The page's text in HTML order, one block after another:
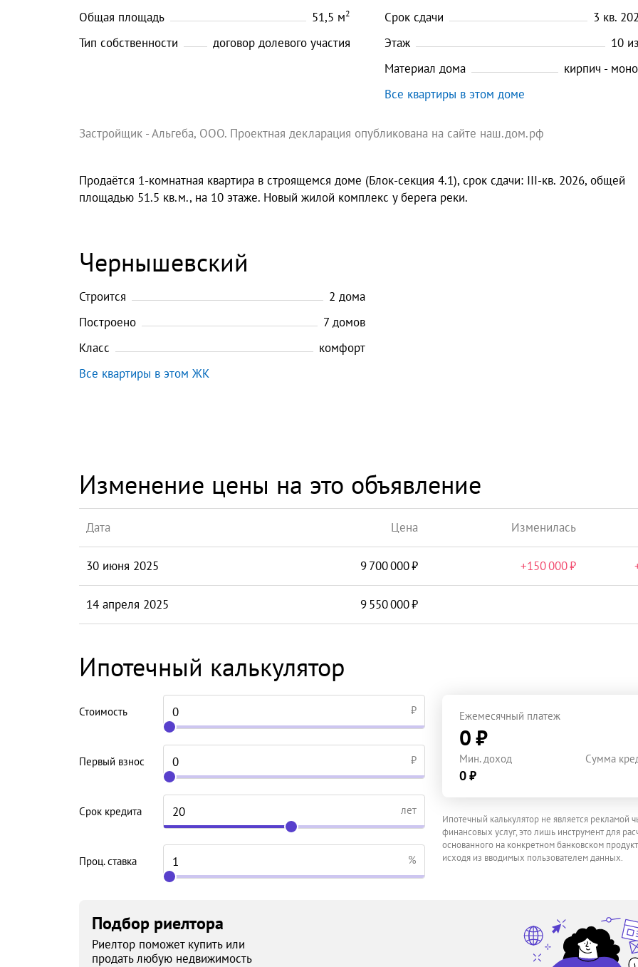
Общая площадь 51,5 м2
Тип собственности договор долевого участия
Срок сдачи
3 кв.
Этаж
10
Материал дома
кирпич -
Все квартиры в этом доме
Застройщик - Альгеба, ООО. Проектная декларация опубликована на сайте наш.дом.рф
Продаётся 1-комнатная квартира в строящемся доме (Блок-секция 4.1), срок сдачи: III-кв. 2026, общей
площадью 51.5 кв.м., на 10 этаже. Новый жилой комплекс у берега реки.
Чернышевский
Строится 2 дома
Построено
7 домов
Класс
комфорт
Все квартиры в этом ЖК
Изменение цены на это объявление
Дата Цена Изменилась
30 июня 2025 9 700 000 +150 000
14 апреля 2025 9 550 000
Ипотечный калькулятор
Стоимость ₽
Первый взнос ₽
Срок кредита лет
Проц. ставка %
Ежемесячный платеж
0 ₽
Мин. доход
0 ₽
Сумма
Ипотечный калькулятор не является рекламой
финансовых услуг, это лишь инструмент для
основанного на конкретном банковском
исходя из вводимых пользователем данных.
Подбор риелтора
Риелтор поможет купить или
продать любую недвижимость